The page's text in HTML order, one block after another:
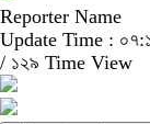
Reporter Name
Update Time :
/ ১২৯ Time View